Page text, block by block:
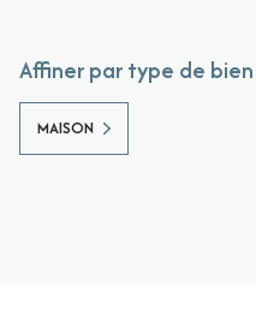
Affiner par type de bien
MAISON